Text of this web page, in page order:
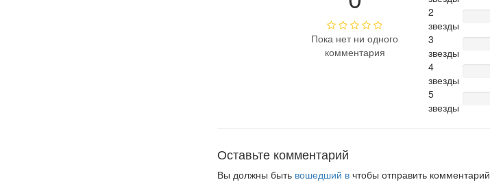
Пока нет ни одного
комментария
2
звезды
3
звезды
4
звезды
5
звезды
Оставьте комментарий
Вы должны быть вошедший в чтобы отправить комментарий